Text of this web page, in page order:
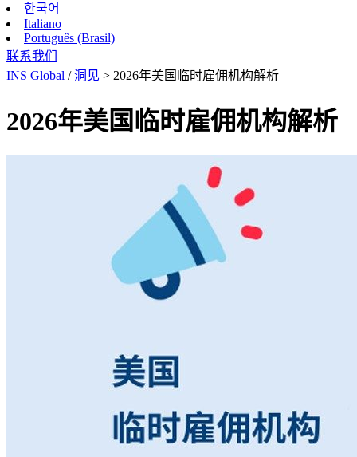
한국어
Italiano
Português (Brasil)
联系我们
INS Global /洞见 > 2026年美国临时雇佣机构解析
2026年美国临时雇佣机构解析